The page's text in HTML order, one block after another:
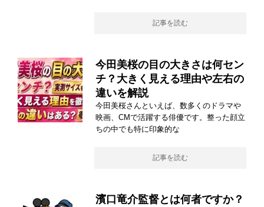
記事を読む
今田美桜の目の大きさは何セン
チ？大きく見える理由や左右の
違いを解説
今田美桜さんといえば、数多くのドラマや
映画、CMで活躍する俳優です。整った顔立
ちの中でも特に印象的な
記事を読む
濱口竜介監督とは何者ですか？